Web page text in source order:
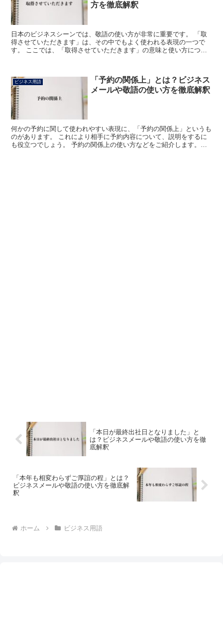
方を徹底解釈
日本のビジネスシーンでは、敬語の使い方が非常に重要です。 「取
得させていただきます」は、その中でもよく使われる表現の一つで
す。 ここでは、「取得させていただきます」の意味と使い方につい
ビジネス用語
「予約の関係上」とは？ビジネス
メールや敬語の使い方を徹底解釈
何かの予約に関して使われやすい表現に、「予約の関係上」というも
のがあります。 これにより相手に予約内容について、説明をするに
も役立つでしょう。 予約の関係上の使い方などをご紹介します。
「本日が最終出社日となりました」と
は？ビジネスメールや敬語の使い方を徹
底解釈
「本年も相変わらずご厚誼の程」とは？
ビジネスメールや敬語の使い方を徹底解
釈
ホーム ビジネス用語